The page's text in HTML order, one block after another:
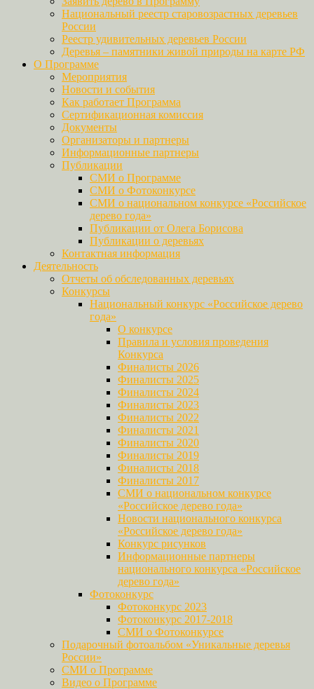
Национальный реестр старовозрастных деревьев
России
Реестр удивительных деревьев России
Деревья – памятники живой природы на карте РФ
О Программе
Мероприятия
Новости и события
Как работает Программа
Сертификационная комиссия
Документы
Организаторы и партнеры
Информационные партнеры
Публикации
СМИ о Программе
СМИ о Фотоконкурсе
СМИ о национальном конкурсе «Российское
дерево года»
Публикации от Олега Борисова
Публикации о деревьях
Контактная информация
Деятельность
Отчеты об обследованных деревьях
Конкурсы
Национальный конкурс «Российское дерево
года»
О конкурсе
Правила и условия проведения
Конкурса
Финалисты 2026
Финалисты 2025
Финалисты 2024
Финалисты 2023
Финалисты 2022
Финалисты 2021
Финалисты 2020
Финалисты 2019
Финалисты 2018
Финалисты 2017
СМИ о национальном конкурсе
«Российское дерево года»
Новости национального конкурса
«Российское дерево года»
Конкурс рисунков
Информационные партнеры
национального конкурса «Российское
дерево года»
Фотоконкурс
Фотоконкурс 2023
Фотоконкурс 2017-2018
СМИ о Фотоконкурсе
Подарочный фотоальбом «Уникальные деревья
России»
СМИ о Программе
Видео о Программе